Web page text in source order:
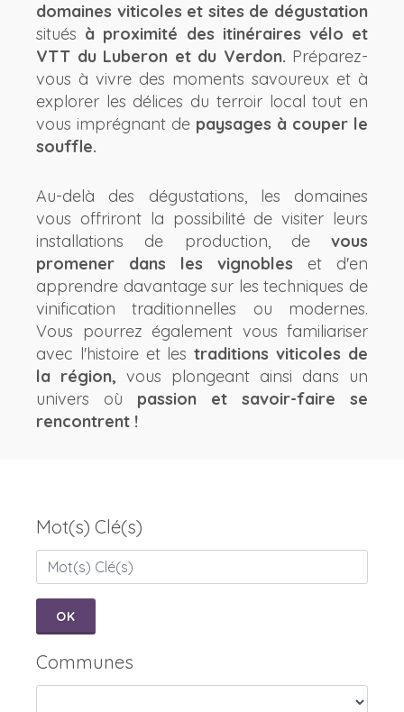
domaines viticoles et sites de dégustation
situés à proximité des itinéraires vélo et
VTT du Luberon et du Verdon. Préparez-
vous à vivre des moments savoureux et à
explorer les délices du terroir local tout en
vous imprégnant de paysages à couper le
souffle.
Au-delà des dégustations, les domaines
vous offriront la possibilité de visiter leurs
installations de production, de vous
promener dans les vignobles et d'en
apprendre davantage sur les techniques de
vinification traditionnelles ou modernes.
Vous pourrez également vous familiariser
avec l'histoire et les traditions viticoles de
la région, vous plongeant ainsi dans un
univers où passion et savoir-faire se
rencontrent !
Mot(s) Clé(s)
OK
Communes